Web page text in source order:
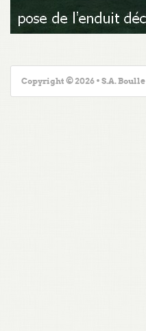
Copyright © 2026 • S.A. Boulle